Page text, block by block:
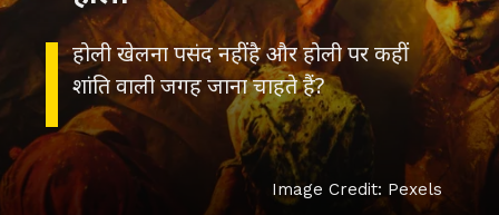
होली खेलना पसंद नहीं है और होली पर कहीं
शांति वाली जगह जाना चाहते हैं?
Image Credit: Pexels